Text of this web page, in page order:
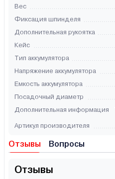
Вес
Фиксация шпинделя
Дополнительная рукоятка
Кейс
Тип аккумулятора
Напряжение аккумулятора
Емкость аккумулятора
Посадочный диаметр
Дополнительная информация
Артикул производителя
Отзывы Вопросы
Отзывы